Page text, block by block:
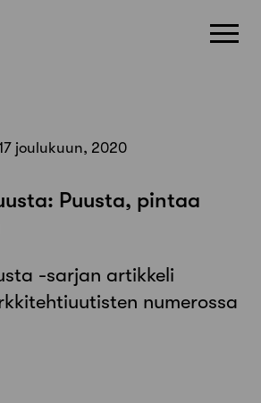
joulukuun, 2020
Puusta, pintaa
-sarjan artikkeli
numerossa